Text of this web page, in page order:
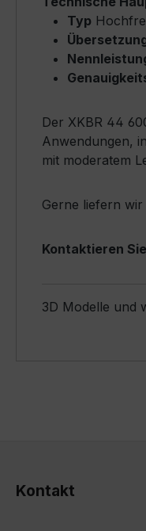
Typ
Der XKBR 44
Anwendungen,
mit moderatem
Gerne liefern
Kontaktieren
3D Modelle und
Kontakt